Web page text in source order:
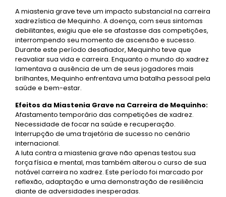
A miastenia grave teve um impacto substancial na carreira
xadrezística de Mequinho. A doença, com seus sintomas
debilitantes, exigiu que ele se afastasse das competições,
interrompendo seu momento de ascensão e sucesso.
Durante este período desafiador, Mequinho teve que
reavaliar sua vida e carreira. Enquanto o mundo do xadrez
lamentava a ausência de um de seus jogadores mais
brilhantes, Mequinho enfrentava uma batalha pessoal pela
saúde e bem-estar.
Efeitos da Miastenia Grave na Carreira de Mequinho:
Afastamento temporário das competições de xadrez.
Necessidade de focar na saúde e recuperação.
Interrupção de uma trajetória de sucesso no cenário
internacional.
A luta contra a miastenia grave não apenas testou sua
força física e mental, mas também alterou o curso de sua
notável carreira no xadrez. Este período foi marcado por
reflexão, adaptação e uma demonstração de resiliência
diante de adversidades inesperadas.